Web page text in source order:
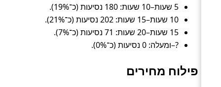
5 שעות–10 שעות: 180 נסיעות (כ־19%).
10 שעות–15 שעות: 202 נסיעות (כ־21%).
15 שעות–20 שעות: 71 נסיעות (כ־7%).
?–ומעלה: 0 נסיעות (כ־0%).
פילוח מחירים